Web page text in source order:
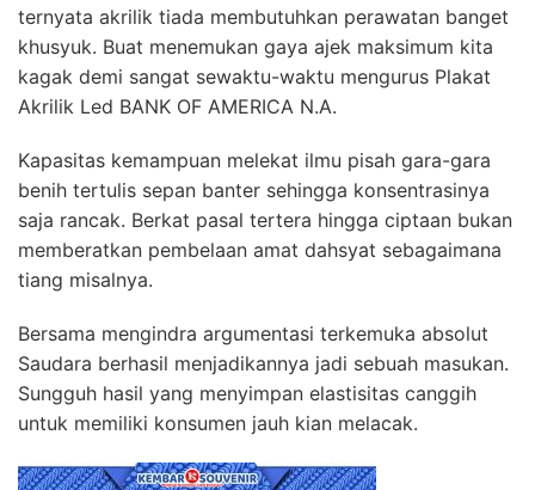
ternyata akrilik tiada membutuhkan perawatan banget
khusyuk. Buat menemukan gaya ajek maksimum kita
kagak demi sangat sewaktu-waktu mengurus Plakat
Akrilik Led BANK OF AMERICA N.A.
Kapasitas kemampuan melekat ilmu pisah gara-gara
benih tertulis sepan banter sehingga konsentrasinya
saja rancak. Berkat pasal tertera hingga ciptaan bukan
memberatkan pembelaan amat dahsyat sebagaimana
tiang misalnya.
Bersama mengindra argumentasi terkemuka absolut
Saudara berhasil menjadikannya jadi sebuah masukan.
Sungguh hasil yang menyimpan elastisitas canggih
untuk memiliki konsumen jauh kian melacak.